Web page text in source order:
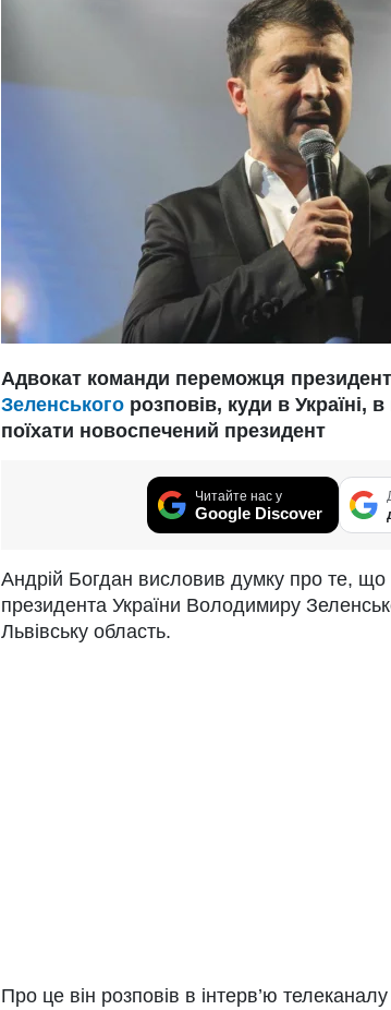
Адвокат команди переможця
Зеленського розповів, куди в Україні,
поїхати новоспечений президент
Читайте нас у
Google Discover
Андрій Богдан висловив думку про те, що
президента України Володимиру
Львівську область.
Про це він розповів в інтерв’ю